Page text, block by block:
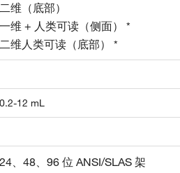
二维（底部）
一维 + 人类可读（侧面） *
二维人类可读（底部） *
0.2-12 mL
24、48、96 位 ANSI/SLAS 架